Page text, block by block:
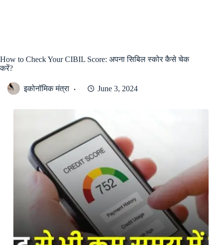
How to Check Your CIBIL Score: अपना सिबिल स्कोर कैसे चेक
करें?
इकोनॉमिक मंत्रा June 3, 2024